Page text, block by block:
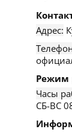
Адрес:
Режим
Часы
СБ-ВС